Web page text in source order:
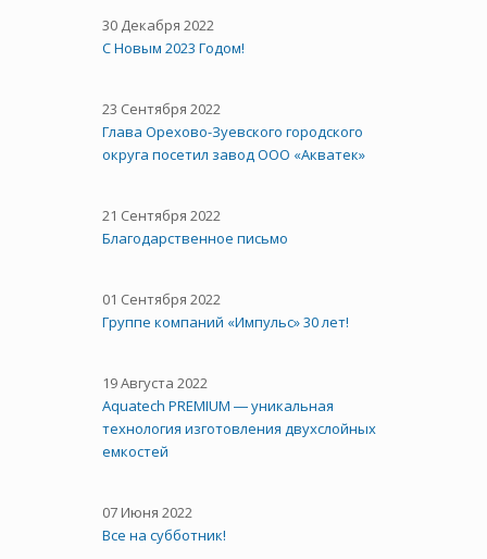
30 Декабря 2022
С Новым 2023 Годом!
23 Сентября 2022
Глава Орехово-Зуевского городского
округа посетил завод ООО «Акватек»
21 Сентября 2022
Благодарственное письмо
01 Сентября 2022
Группе компаний «Импульс» 30 лет!
19 Августа 2022
Aquatech PREMIUM ― уникальная
технология изготовления двухслойных
емкостей
07 Июня 2022
Все на субботник!